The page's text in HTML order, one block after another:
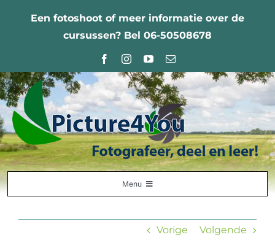
Een fotoshoot of meer informatie over de
cursussen? Bel 06-50508678
Menu
Vorige Volgende